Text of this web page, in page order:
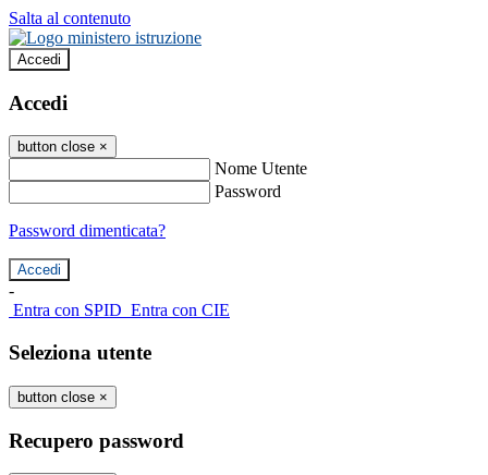
Salta al contenuto
Accedi
Accedi
button close ×
Nome Utente
Password
Password dimenticata?
-
Entra con SPID Entra con CIE
Seleziona utente
button close ×
Recupero password